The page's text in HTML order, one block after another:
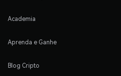
Academia
Aprenda e Ganhe
Blog Cripto